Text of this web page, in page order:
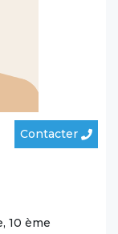
Contacter
10 ème